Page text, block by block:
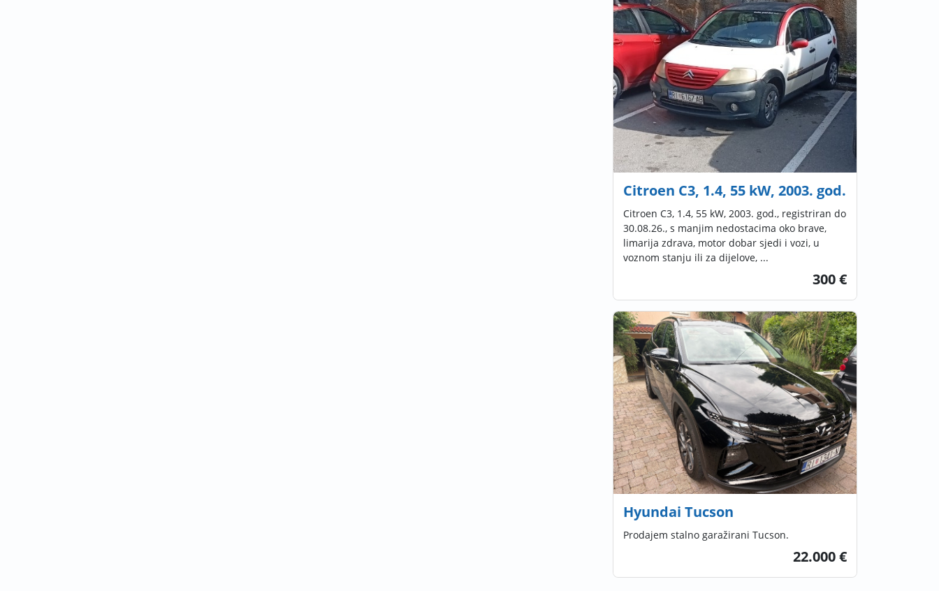
Citroen C3, 1.4, 55 kW, 2003. god.
Citroen C3, 1.4, 55 kW, 2003. god., registriran do
30.08.26., s manjim nedostacima oko brave,
limarija zdrava, motor dobar sjedi i vozi, u
voznom stanju ili za dijelove, ...
300 €
Hyundai Tucson
Prodajem stalno garažirani Tucson.
22.000 €